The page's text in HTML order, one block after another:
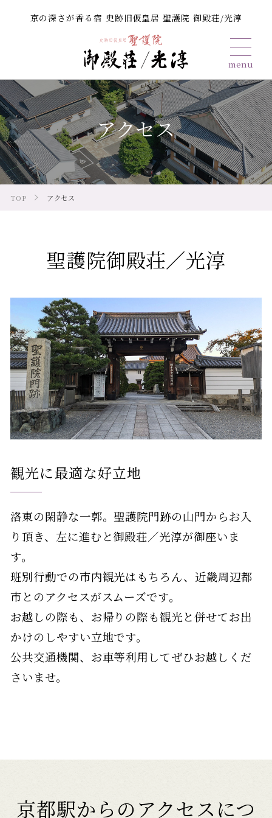
京の深さが香る宿 史跡旧仮皇居 聖護院 御殿荘/光淳
アクセス
TOP アクセス
聖護院御殿荘／光淳
観光に最適な好立地
洛東の閑静な一郭。聖護院門跡の山門からお入
り頂き、左に進むと御殿荘／光淳が御座いま
す。
班別行動での市内観光はもちろん、近畿周辺都
市とのアクセスがスムーズです。
お越しの際も、お帰りの際も観光と併せてお出
かけのしやすい立地です。
公共交通機関、お車等利用してぜひお越しくだ
さいませ。
京都駅からのアクセスにつ